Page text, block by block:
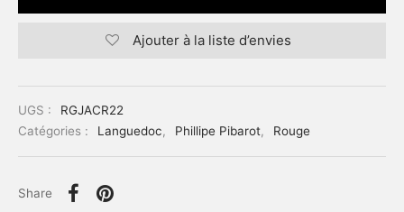
Ajouter à la liste d’envies
UGS :
RGJACR22
Catégories :
Languedoc, Phillipe Pibarot, Rouge
Share